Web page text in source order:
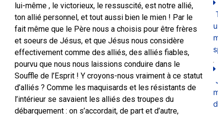
lui-même , le victorieux, le ressuscité, est notre allié,
ton allié personnel, et tout aussi bien le mien ! Par le
fait même que le Père nous a choisis pour être frères
et soeurs de Jésus, et que Jésus nous considère
effectivement comme des alliés, des alliés fiables,
pourvu que nous nous laissions conduire dans le
Souffle de l’Esprit ! Y croyons-nous vraiment à ce statut
d’alliés ? Comme les maquisards et les résistants de
l’intérieur se savaient les alliés des troupes du
débarquement : on s’accordait, de part et d’autre,